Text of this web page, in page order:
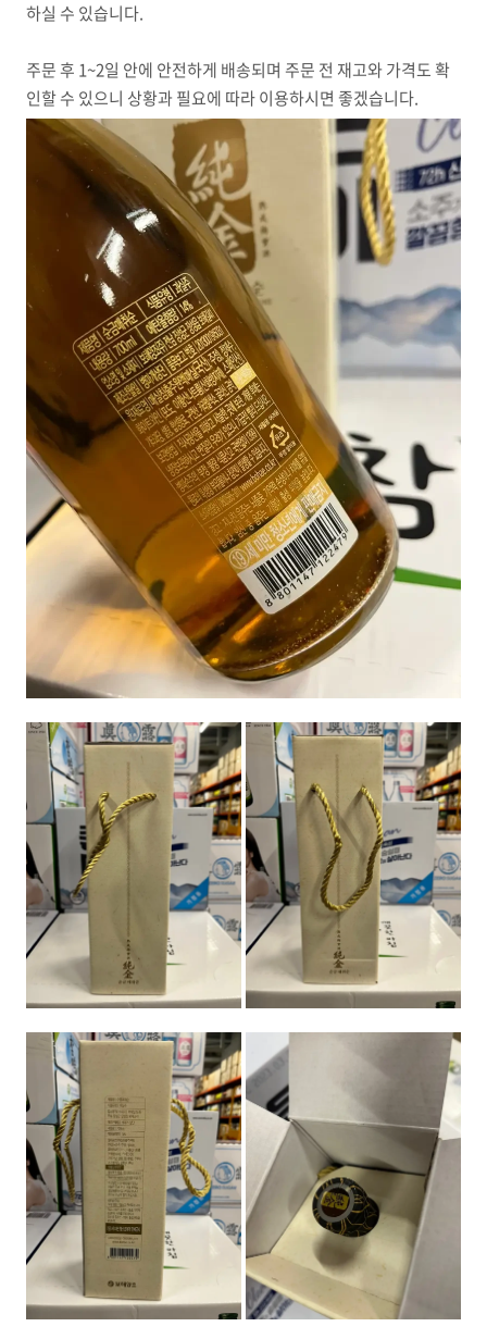
하실 수 있습니다.
주문 후 1~2일 안에 안전하게 배송되며 주문 전 재고와 가격도 확
인할 수 있으니 상황과 필요에 따라 이용하시면 좋겠습니다.